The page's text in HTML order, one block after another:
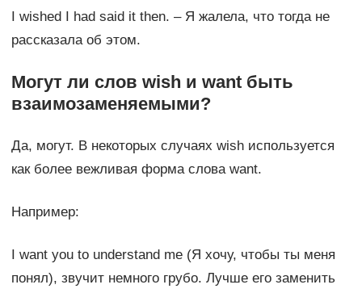
I wished I had said it then. – Я жалела, что тогда не
рассказала об этом.
Могут ли слов wish и want быть
взаимозаменяемыми?
Да, могут. В некоторых случаях wish используется
как более вежливая форма слова want.
Например:
I want you to understand me (Я хочу, чтобы ты меня
понял), звучит немного грубо. Лучше его заменить